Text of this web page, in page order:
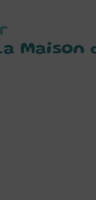
Maison